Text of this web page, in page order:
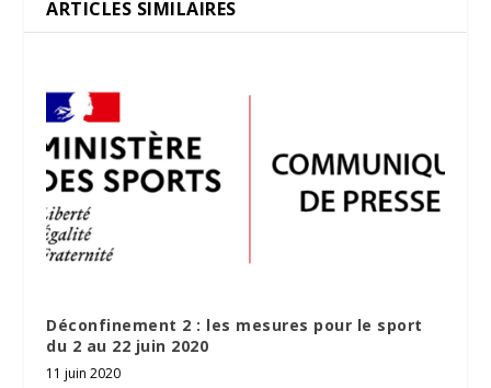
ARTICLES SIMILAIRES
Déconfinement 2 : les mesures pour le sport
du 2 au 22 juin 2020
11 juin 2020